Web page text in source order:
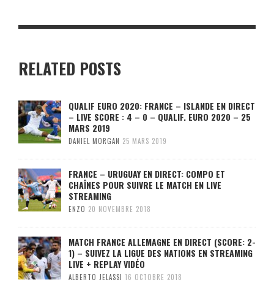
RELATED POSTS
QUALIF EURO 2020: FRANCE – ISLANDE EN DIRECT
– LIVE SCORE : 4 – 0 – QUALIF. EURO 2020 – 25
MARS 2019
DANIEL MORGAN 25 MARS 2019
FRANCE – URUGUAY EN DIRECT: COMPO ET
CHAÎNES POUR SUIVRE LE MATCH EN LIVE
STREAMING
ENZO 20 NOVEMBRE 2018
MATCH FRANCE ALLEMAGNE EN DIRECT (SCORE: 2-
1) – SUIVEZ LA LIGUE DES NATIONS EN STREAMING
LIVE + REPLAY VIDÉO
ALBERTO JELASSI 16 OCTOBRE 2018